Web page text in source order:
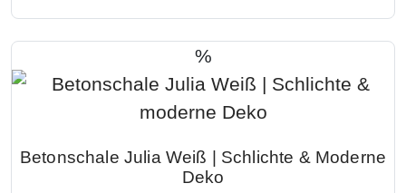
%
Betonschale Julia Weiß | Schlichte & Moderne
Deko